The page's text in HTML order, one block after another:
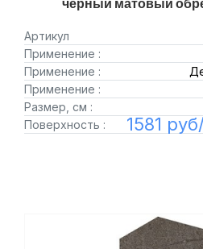
чёрный матовый
Артикул
Применение :
Применение :
Применение :
Размер, см :
Поверхность :
1581